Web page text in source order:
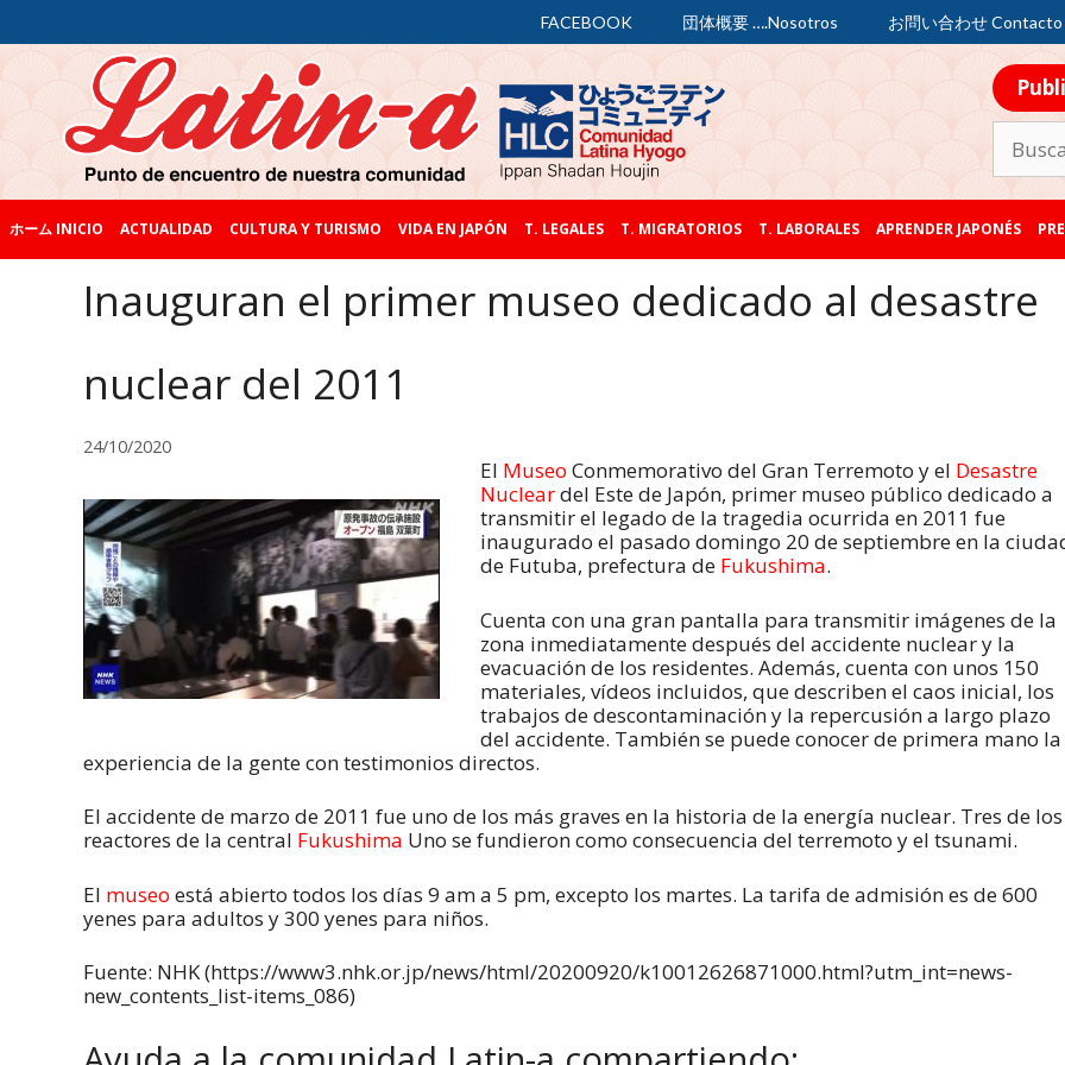
FACEBOOK 団体概要 ….Nosotros お問い合わせ Contacto
ホーム INICIO ACTUALIDAD CULTURA Y TURISMO VIDA EN JAPÓN T. LEGALES T. MIGRATORIOS T. LABORALES APRENDER JAPONÉS
Inauguran el primer museo dedicado al desastre
nuclear del 2011
24/10/2020
El Museo Conmemorativo del Gran Terremoto y el Desastre
Nucleardel Este de Japón, primer museo público dedicado a
transmitir el legado de la tragedia ocurrida en 2011 fue
inaugurado el pasado domingo 20 de septiembre en la
de Futuba, prefectura de Fukushima.
Cuenta con una gran pantalla para transmitir imágenes de la
zona inmediatamente después del accidente nuclear y la
evacuación de los residentes. Además, cuenta con unos 150
materiales, vídeos incluidos, que describen el caos inicial, los
trabajos de descontaminación y la repercusión a largo plazo
del accidente. También se puede conocer de primera mano la
experiencia de la gente con testimonios directos.
El accidente de marzo de 2011 fue uno de los más graves en la historia de la energía nuclear. Tres de los
reactores de la central Fukushima Uno se fundieron como consecuencia del terremoto y el tsunami.
El museo está abierto todos los días 9 am a 5 pm, excepto los martes. La tarifa de admisión es de 600
yenes para adultos y 300 yenes para niños.
Fuente: NHK (https://www3.nhk.or.jp/news/html/20200920/k10012626871000.html?utm_int=news-
new_contents_list-items_086)